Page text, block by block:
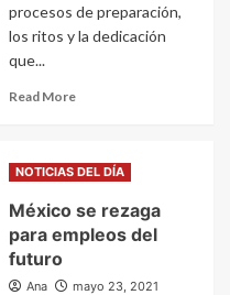
procesos de preparación,
los ritos y la dedicación
que...
Read More
NOTICIAS DEL DÍA
México se rezaga
para empleos del
futuro
Ana mayo 23, 2021